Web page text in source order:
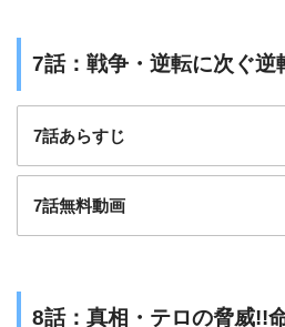
アバランチを見逃し配信で
7話：戦争・逆転に次ぐ逆
7話あらすじ
7話無料動画
8話：真相・テロの脅威!!